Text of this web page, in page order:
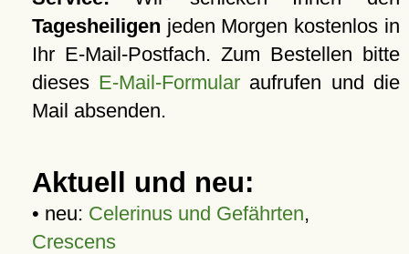
Tagesheiligen jeden Morgen kostenlos in
Ihr E-Mail-Postfach. Zum Bestellen bitte
dieses E-Mail-Formular aufrufen und die
Mail absenden.
Aktuell und neu:
• neu: Celerinus und Gefährten,
Crescens